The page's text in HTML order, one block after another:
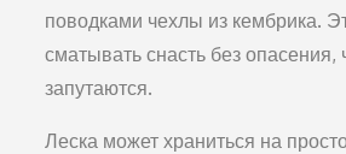
поводками чехлы из кембрика.
сматывать снасть без опасе­ния,
запутаются.
Леска может храниться на